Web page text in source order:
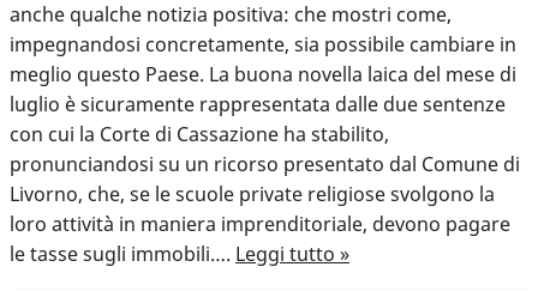
anche qualche notizia positiva: che mostri come,
impegnandosi concretamente, sia possibile cambiare in
meglio questo Paese. La buona novella laica del mese di
luglio è sicuramente rappresentata dalle due sentenze
con cui la Corte di Cassazione ha stabilito,
pronunciandosi su un ricorso presentato dal Comune di
Livorno, che, se le scuole private religiose svolgono la
loro attività in maniera imprenditoriale, devono pagare
le tasse sugli immobili…. Leggi tutto »